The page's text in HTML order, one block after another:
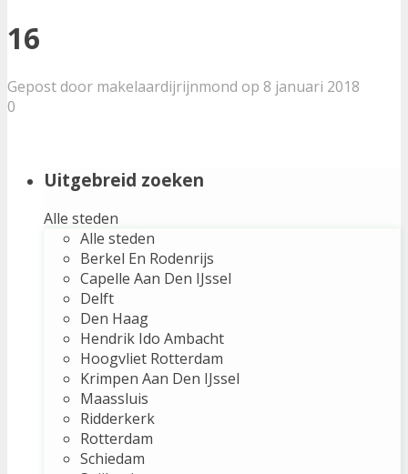
16
Gepost door makelaardijrijnmond op 8 januari 2018
0
Uitgebreid zoeken
Alle steden
Alle steden
Berkel En Rodenrijs
Capelle Aan Den IJssel
Delft
Den Haag
Hendrik Ido Ambacht
Hoogvliet Rotterdam
Krimpen Aan Den IJssel
Maassluis
Ridderkerk
Rotterdam
Schiedam